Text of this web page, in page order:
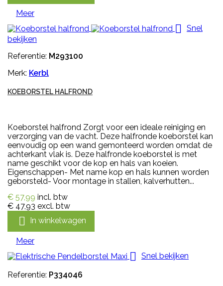
Meer
 Snel
bekijken
Referentie: M293100
Merk: Kerbl
KOEBORSTEL HALFROND
Koeborstel halfrond Zorgt voor een ideale reiniging en
verzorging van de vacht. Deze halfronde koeborstel kan
eenvoudig op een wand gemonteerd worden omdat de
achterkant vlak is. Deze halfronde koeborstel is met
name geschikt voor de kop en hals van koeien.
Eigenschappen- Met name kop en hals kunnen worden
geborsteld- Voor montage in stallen, kalverhutten...
€ 57,99 incl. btw
€ 47,93 excl. btw
 In winkelwagen
Meer
 Snel bekijken
Referentie: P334046